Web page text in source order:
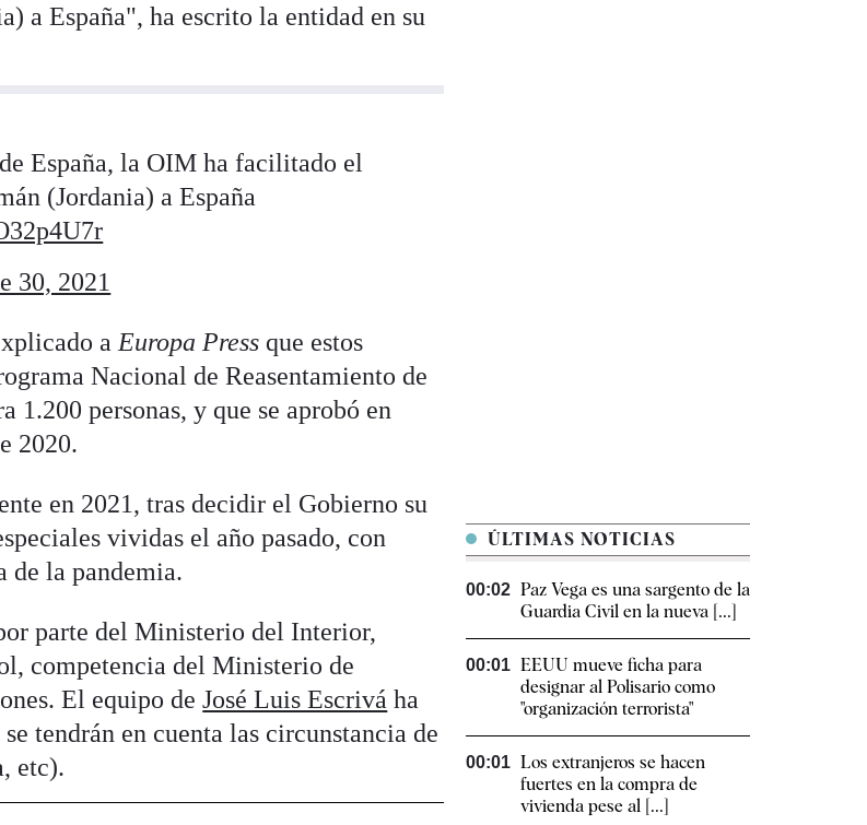
a España", ha escrito la entidad en su
España, la OIM ha facilitado el
(Jordania) a España
30, 2021
a Europa Press que estos
Nacional de Reasentamiento de
1.200 personas, y que se aprobó en
2020.
en 2021, tras decidir el Gobierno su
vividas el año pasado, con
de la pandemia.
parte del Ministerio del Interior,
competencia del Ministerio de
El equipo deJosé Luis Escrivá ha
tendrán en cuenta las circunstancia de
etc).
ÚLTIMAS NOTICIAS
00:02 Paz Vega es una sargento de la
Guardia Civil en la nueva [...]
00:01 EEUU mueve ficha para
designar al Polisario como
"organización terrorista"
00:01 Los extranjeros se hacen
fuertes en la compra de
vivienda pese al [...]